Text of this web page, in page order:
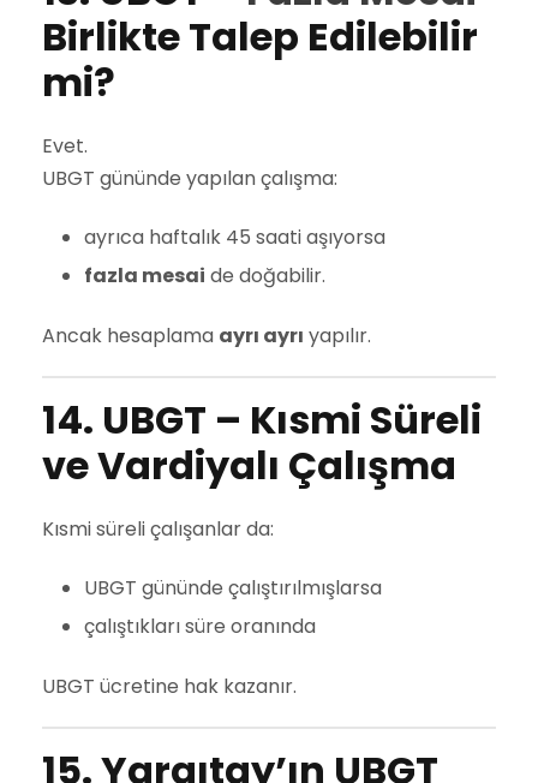
Birlikte Talep Edilebilir
mi?
Evet.
UBGT gününde yapılan çalışma:
ayrıca haftalık 45 saati aşıyorsa
fazla mesai de doğabilir.
Ancak hesaplama ayrı ayrı yapılır.
14. UBGT – Kısmi Süreli
ve Vardiyalı Çalışma
Kısmi süreli çalışanlar da:
UBGT gününde çalıştırılmışlarsa
çalıştıkları süre oranında
UBGT ücretine hak kazanır.
15. Yargıtay’ın UBGT